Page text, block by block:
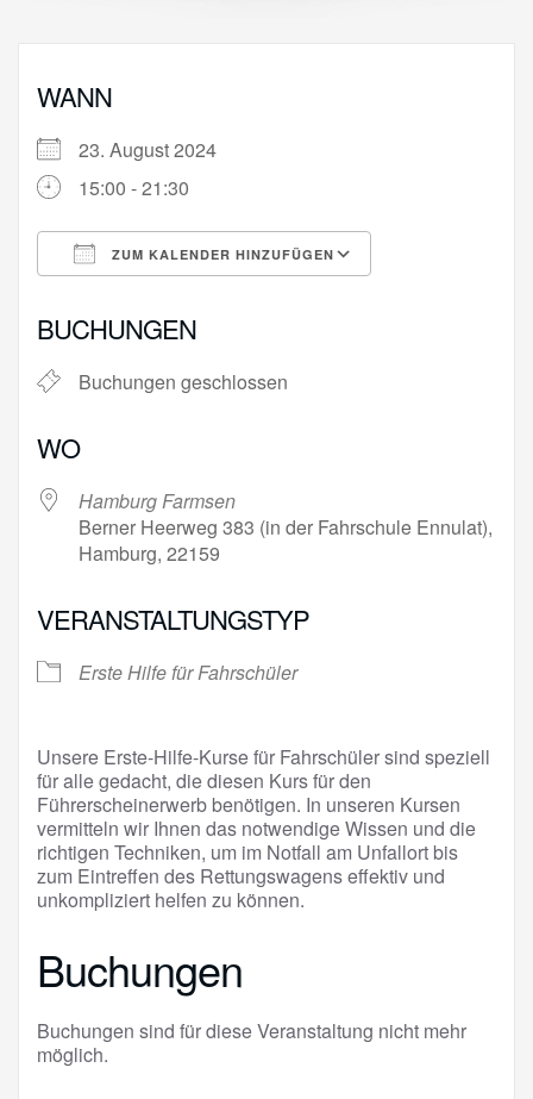
WANN
23. August 2024
15:00 - 21:30
ZUM KALENDER HINZUFÜGEN
BUCHUNGEN
Buchungen geschlossen
WO
Hamburg Farmsen
Berner Heerweg 383 (in der Fahrschule Ennulat),
Hamburg, 22159
VERANSTALTUNGSTYP
Erste Hilfe für Fahrschüler
Unsere Erste-Hilfe-Kurse für Fahrschüler sind speziell
für alle gedacht, die diesen Kurs für den
Führerscheinerwerb benötigen. In unseren Kursen
vermitteln wir Ihnen das notwendige Wissen und die
richtigen Techniken, um im Notfall am Unfallort bis
zum Eintreffen des Rettungswagens effektiv und
unkompliziert helfen zu können.
Buchungen
Buchungen sind für diese Veranstaltung nicht mehr
möglich.